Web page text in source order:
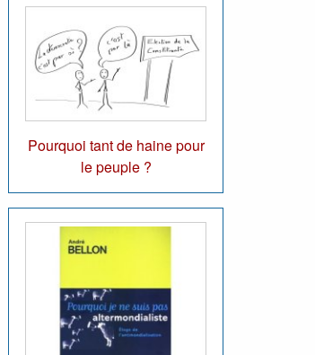
Pourquoi tant de haine pour
le peuple ?